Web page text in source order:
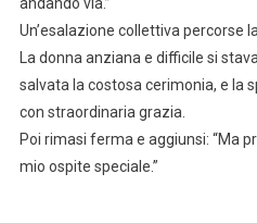
Un’esalazione collettiva percorse
La donna anziana e difficile si
salvata la costosa cerimonia, e la
con straordinaria grazia.
Poi rimasi ferma e aggiunsi: “Ma
mio ospite speciale.”